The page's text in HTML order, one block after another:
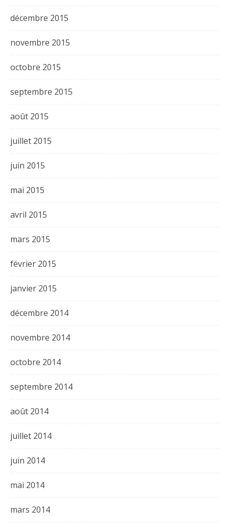
décembre 2015
novembre 2015
octobre 2015
septembre 2015
août 2015
juillet 2015
juin 2015
mai 2015
avril 2015
mars 2015
février 2015
janvier 2015
décembre 2014
novembre 2014
octobre 2014
septembre 2014
août 2014
juillet 2014
juin 2014
mai 2014
mars 2014